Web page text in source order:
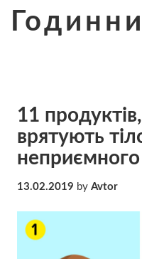
11
врятують
неприємного
13.02.2019 by Avtor